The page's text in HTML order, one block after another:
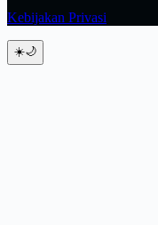
Kebijakan Privasi
☀️🌙